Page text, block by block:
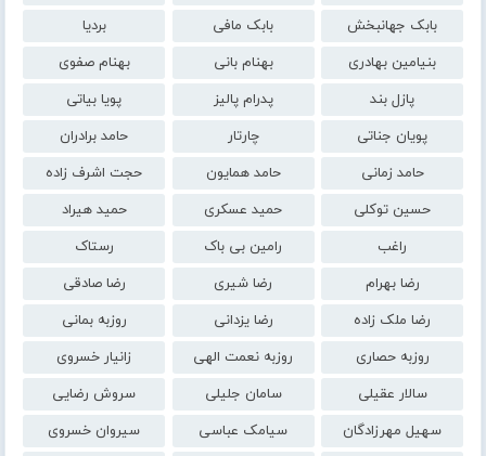
بابک جهانبخش
بابک مافی
بردیا
بنیامین بهادری
بهنام بانی
بهنام صفوی
پازل بند
پدرام پالیز
پویا بیاتی
پویان جناتی
چارتار
حامد برادران
حامد زمانی
حامد همایون
حجت اشرف زاده
حسین توکلی
حمید عسکری
حمید هیراد
راغب
رامین بی باک
رستاک
رضا بهرام
رضا شیری
رضا صادقی
رضا ملک زاده
رضا یزدانی
روزبه بمانی
روزبه حصاری
روزبه نعمت الهی
زانیار خسروی
سالار عقیلی
سامان جلیلی
سروش رضایی
سهیل مهرزادگان
سیامک عباسی
سیروان خسروی